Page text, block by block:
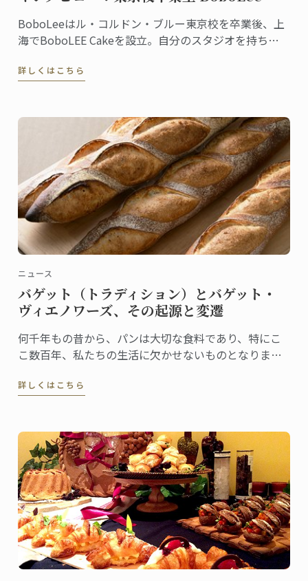
BoboLeeはル・コルドン・ブルー東京校を卒業後、上
海でBoboLEE Cakeを設立。自分のスタジオを持ち、
しています。
詳しくはこちら
ニュース
バゲット（トラディション）とバゲット・
ヴィエノワーズ、その起源と変遷
何千年もの昔から、パンは大切な食料であり、特にこ
こ数百年、私たちの生活に欠かせないものとなりまし
と言われています。
詳しくはこちら